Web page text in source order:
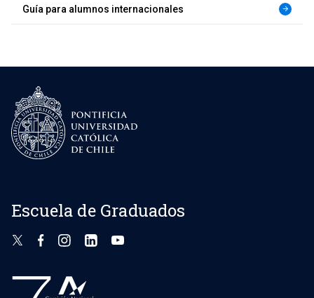
Guía para alumnos internacionales arrow_forward
Escuela de Graduados